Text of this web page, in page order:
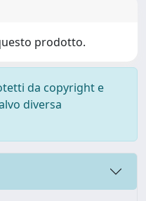
prodotto.
da copyright e
diversa